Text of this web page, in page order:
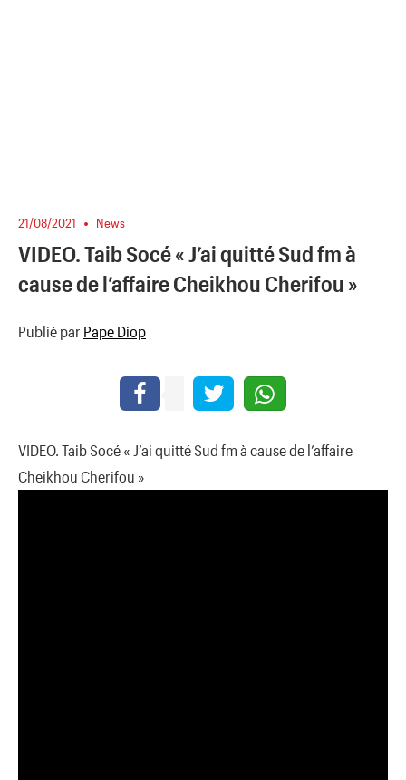
21/08/2021 News
VIDEO. Taib Socé « J’ai quitté Sud fm à
cause de l’affaire Cheikhou Cherifou »
Publié par Pape Diop
VIDEO. Taib Socé « J’ai quitté Sud fm à cause de l’affaire
Cheikhou Cherifou »